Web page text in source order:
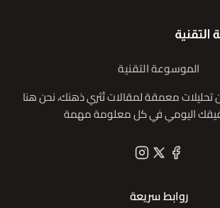
الموسوعة التقنية
تحليلات معمقة لمقالات تُثري ذهنك، نحن هنا
اليومي في كل معلومة مهمة
روابط سريعة